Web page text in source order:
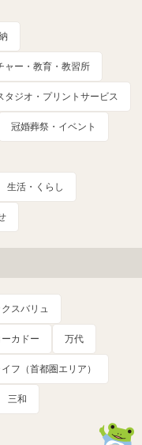
ャー・教育・教習所
タジオ・プリントサービス
冠婚葬祭・イベント
生活・くらし
クスバリュ
カドー 万代
イフ（首都圏エリア）
三和